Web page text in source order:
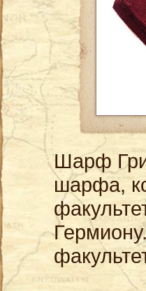
Шарф
шарфа,